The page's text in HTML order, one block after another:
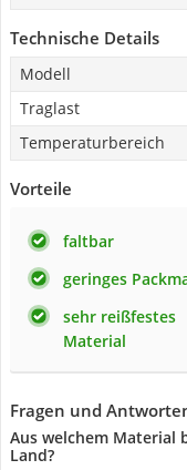
Technische Details
Modell
Traglast
Temperaturbereich
Vorteile
faltbar
geringes
sehr reißfestes
Material
Fragen und
Aus welchem Material
Land?